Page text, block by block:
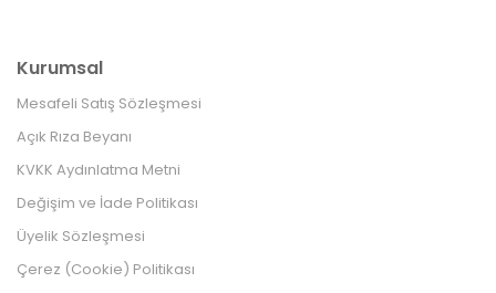
Kurumsal
Mesafeli Satış Sözleşmesi
Açık Rıza Beyanı
KVKK Aydınlatma Metni
Değişim ve İade Politikası
Üyelik Sözleşmesi
Çerez (Cookie) Politikası